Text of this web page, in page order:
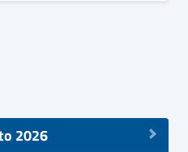
2026